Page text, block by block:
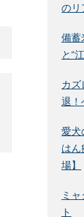
のリ
備蓄
と“
カズ
退！
愛犬
はん
場】
ミ
ト